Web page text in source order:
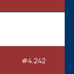
#4.242